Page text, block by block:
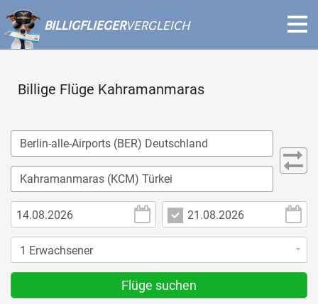
BILLIGFLIEGERVERGLEICH
Billige Flüge Kahramanmaras
Flüge suchen